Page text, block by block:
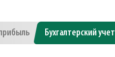
Бухгалтерский учет